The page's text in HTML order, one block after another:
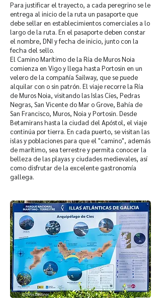
Para justificar el trayecto, a cada peregrino se le
entrega al inicio de la ruta un pasaporte que
debe sellar en establecimientos comerciales a lo
largo de la ruta. En el pasaporte deben constar
el nombre, DNI y fecha de inicio, junto con la
fecha del sello.
El Camino Marítimo de la Ría de Muros Noia
comienza en Vigo y llega hasta Portosin en un
velero de la compañía Sailway, que se puede
alquilar con o sin patrón. El viaje recorre la Ría
de Muros Noia, visitando las Islas Cíes, Pedras
Negras, San Vicente do Mar o Grove, Bahía de
San Francisco, Muros, Noia y Portosin. Desde
Betamirans hasta la ciudad del Apóstol, el viaje
continúa por tierra. En cada puerto, se visitan las
islas y poblaciones para que el "camino", además
de marítimo, sea terrestre y permita conocer la
belleza de las playas y ciudades medievales, así
como disfrutar de la excelente gastronomía
gallega.